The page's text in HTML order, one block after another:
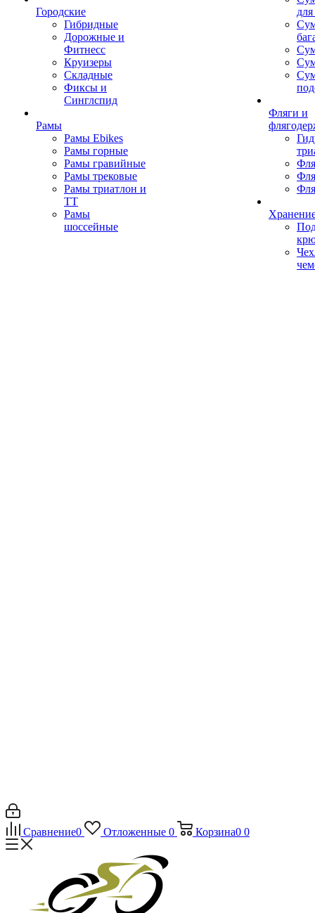
Городские
Гибридные
Дорожные и
Фитнесс
Круизеры
Складные
Фиксы и
Синглспид
Рамы
Рамы Ebikes
Рамы горные
Рамы гравийные
Рамы трековые
Рамы триатлон и
ТТ
Рамы
шоссейные
Фляги и
Сравнение0 Отложенные 0 Корзина0 0